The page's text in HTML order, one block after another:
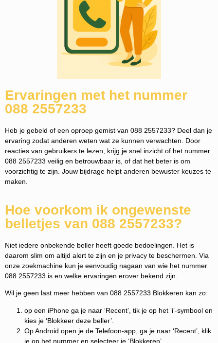
Ervaringen met het nummer
088 2557233
Heb je gebeld of een oproep gemist van 088 2557233? Deel dan je
ervaring zodat anderen weten wat ze kunnen verwachten. Door
reacties van gebruikers te lezen, krijg je snel inzicht of het nummer
088 2557233 veilig en betrouwbaar is, of dat het beter is om
voorzichtig te zijn. Jouw bijdrage helpt anderen bewuster keuzes te
maken.
Hoe voorkom ik ongewenste
belletjes van 088 2557233?
Niet iedere onbekende beller heeft goede bedoelingen. Het is
daarom slim om altijd alert te zijn en je privacy te beschermen. Via
onze zoekmachine kun je eenvoudig nagaan van wie het nummer
088 2557233 is en welke ervaringen erover bekend zijn.
Wil je geen last meer hebben van 088 2557233 Blokkeren kan zo:
op een iPhone ga je naar ‘Recent’, tik je op het ‘i’-symbool en
kies je ‘Blokkeer deze beller’.
Op Android open je de Telefoon-app, ga je naar ‘Recent’, klik
je op het nummer en selecteer je ‘Blokkeren’.